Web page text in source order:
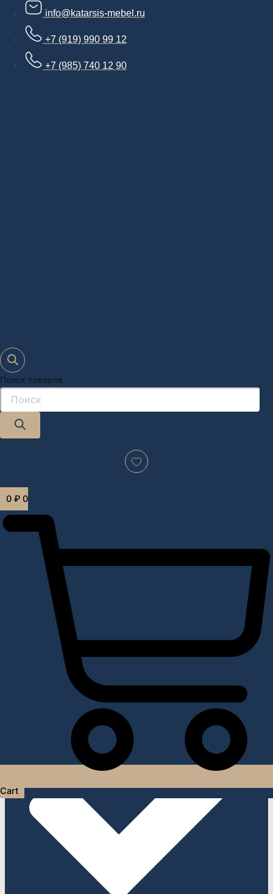
info@katarsis-mebel.ru
+7 (919) 990 99 12
+7 (985) 740 12 90
Поиск товаров
0 ₽ 0
Cart
Дизайн-проект "под ключ" в Москве
Услуги дизайнера интерьера